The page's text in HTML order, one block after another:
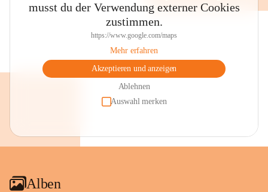
musst du der Verwendung externer Cookies
zustimmen.
https://www.google.com/maps
Mehr erfahren
Akzeptieren und anzeigen
Ablehnen
Auswahl merken
Alben